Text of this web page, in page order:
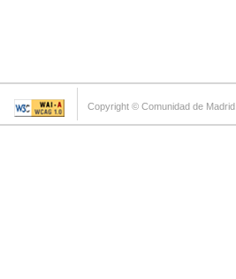
Copyright © Comunidad de Madrid.